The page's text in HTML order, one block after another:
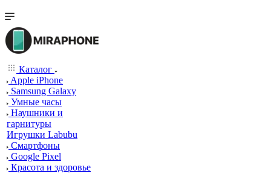
Каталог
Apple iPhone
Samsung Galaxy
Умные часы
Наушники и
гарнитуры
Игрушки Labubu
Смартфоны
Google Pixel
Красота и здоровье